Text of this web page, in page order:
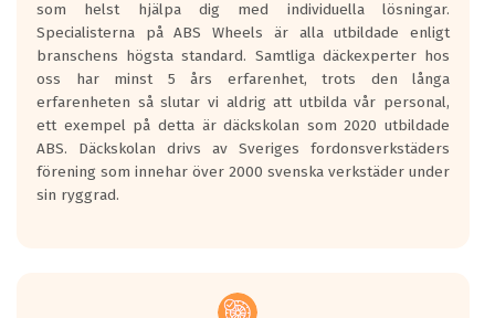
den kortaste bromssträckan och F är den
längsta.
Inga D eller G betyg delas ut för
personbilar och lätta lastbilar.
Betyget sätts efter ett test där däcken
skall bromsa in på en väg där det ligger
0.5-1.5 mm vatten.
I 80km/h kommer skillnaden på
som helst hjälpa dig med individuella lösningar.
Specialisterna på ABS Wheels är alla utbildade enligt
branschens högsta standard. Samtliga däckexperter hos
oss har minst 5 års erfarenhet, trots den långa
erfarenheten så slutar vi aldrig att utbilda vår personal,
ett exempel på detta är däckskolan som 2020 utbildade
ABS. Däckskolan drivs av Sveriges fordonsverkstäders
förening som innehar över 2000 svenska verkstäder under
sin ryggrad.